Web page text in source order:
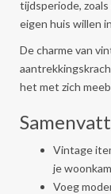
tijdsperiode, zoals
eigen huis willen
De charme van
het met zich
Vintage
je
Voeg